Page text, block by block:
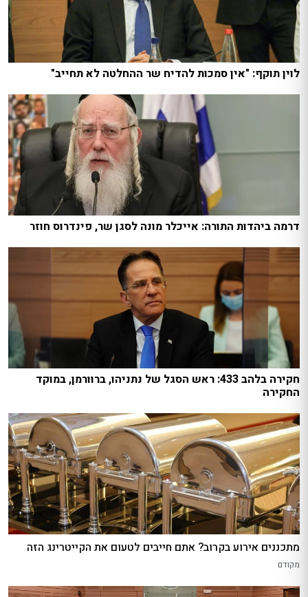
לוין תוקף: "אין סמכות להדיח שר ההחלטה לא תחייב"
דרמה ביהדות התורה: אייכלר מונה לסגן שר, פינדרוס חוזר
חקירה בלהב 433: ראש הסגל של נתניהו, ברוורמן, במוקד
החקירה
מתכננים אירוע בקרוב? אתם חייבים לטעום את הקייטרינג הזה
מקודם